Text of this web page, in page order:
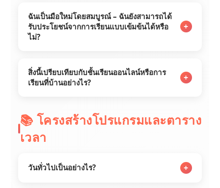
ฉันเป็นมือใหม่โดยสมบูรณ์ – ฉันยังสามารถได้
รับประโยชน์จากการเรียนแบบเข้มข้นได้หรือ
ไม่?
+
สิ่งนี้เปรียบเทียบกับชั้นเรียนออนไลน์หรือการ
เรียนที่บ้านอย่างไร?
+
📚 โครงสร้างโปรแกรมและตาราง
เวลา
วันทั่วไปเป็นอย่างไร? +